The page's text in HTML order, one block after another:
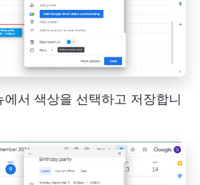
에서 색상을 선택하고 저장합니